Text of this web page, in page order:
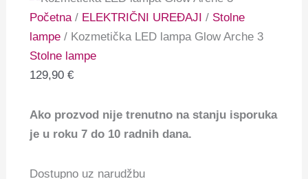
Početna/ ELEKTRIČNI UREĐAJI / Stolne
lampe / Kozmetička LED lampa Glow Arche 3
Stolne lampe
129,90€
Ako prozvod nije trenutno na stanju isporuka
je u roku 7 do 10 radnih dana.
Dostupno uz narudžbu